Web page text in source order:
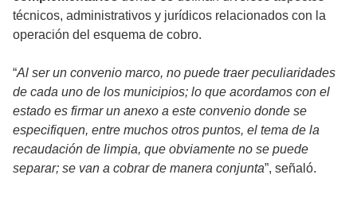
técnicos, administrativos y jurídicos relacionados con la
operación del esquema de cobro.
“Al ser un convenio marco, no puede traer peculiaridades
de cada uno de los municipios; lo que acordamos con el
estado es firmar un anexo a este convenio donde se
especifiquen, entre muchos otros puntos, el tema de la
recaudación de limpia, que obviamente no se puede
separar; se van a cobrar de manera conjunta”, señaló.